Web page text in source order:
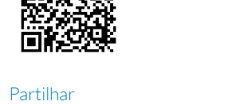
000061Manuel José Lopes Pinto Barroso
000062 Roberto Pedro Peig Dória Durão
000063Edmundo Aurélio Macedo
Partilhar